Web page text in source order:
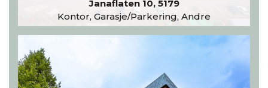
Janaflaten 10, 5179
Kontor, Garasje/Parkering, Andre